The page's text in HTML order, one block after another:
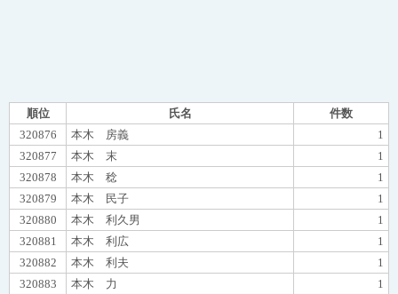
順位 氏名
件数
320876
本木 房義
1
320877
本木 末
1
320878
本木 稔
1
320879
本木 民子
1
320880
本木 利久男
1
320881
本木 利広
1
320882
本木 利夫
1
320883
本木 力
1